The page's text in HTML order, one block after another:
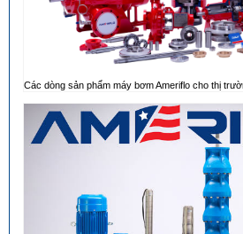
Các dòng sản phẩm máy bơm Ameriflo cho thị